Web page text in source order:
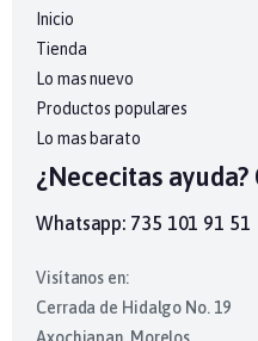
Inicio
Tienda
Lo mas nuevo
Productos populares
Lo mas barato
¿Nececitas
Whatsapp: 735 101 91 51
Visítanos en:
Cerrada de Hidalgo No. 19